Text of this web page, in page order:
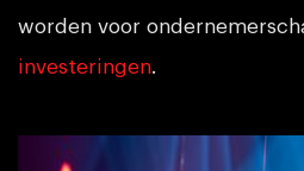
worden voor
investeringen.